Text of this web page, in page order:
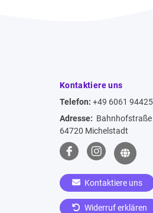
Kontaktiere uns
Telefon: +49 6061 94425
Adresse: Bahnhofstraße
64720 Michelstadt
Kontaktiere uns
Widerruf erklären